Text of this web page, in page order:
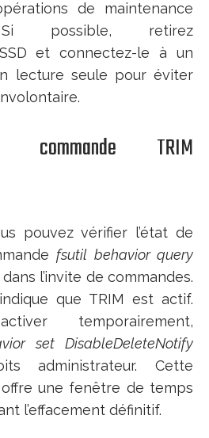
de maintenance
Si possible, retirez
et connectez-le à un
lecture seule pour éviter
commande TRIM
pouvez vérifier l’état de
fsutil behavior query
dans l’invite de commandes.
que TRIM est actif.
temporairement,
set DisableDeleteNotify
administrateur. Cette
une fenêtre de temps
l’effacement définitif.